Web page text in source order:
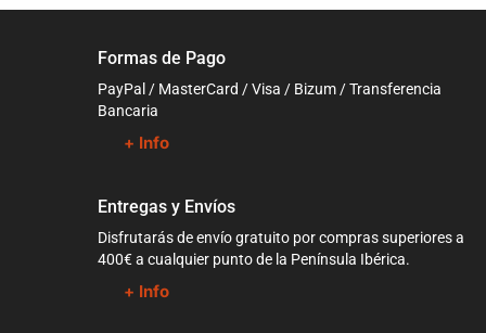
Formas de Pago
PayPal / MasterCard / Visa / Bizum / Transferencia
Bancaria
+ Info
Entregas y Envíos
Disfrutarás de envío gratuito por compras superiores a
400€ a cualquier punto de la Península Ibérica.
+ Info